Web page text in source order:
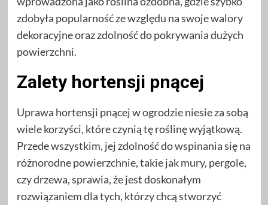
zdobyła popularność ze względu na swoje walory
dekoracyjne oraz zdolność do pokrywania dużych
powierzchni.
Zalety hortensji pnącej
Uprawa hortensji pnącej w ogrodzie niesie za sobą
wiele korzyści, które czynią tę roślinę wyjątkową.
Przede wszystkim, jej zdolność do wspinania się na
różnorodne powierzchnie, takie jak mury, pergole,
czy drzewa, sprawia, że jest doskonałym
rozwiązaniem dla tych, którzy chcą stworzyć